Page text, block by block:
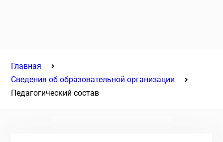
Главная
Сведения об образовательной организации
Педагогический состав